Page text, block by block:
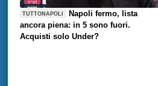
TUTTONAPOLI
Napoli fermo, lista
ancora piena: in 5 sono fuori.
Acquisti solo Under?